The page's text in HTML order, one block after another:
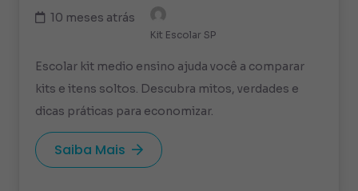
10 meses atrás
Kit Escolar SP
Escolar kit medio ensino ajuda você a comparar
kits e itens soltos. Descubra mitos, verdades e
dicas práticas para economizar.
Saiba Mais